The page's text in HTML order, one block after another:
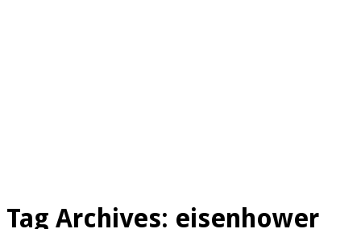
Tag Archives: eisenhower